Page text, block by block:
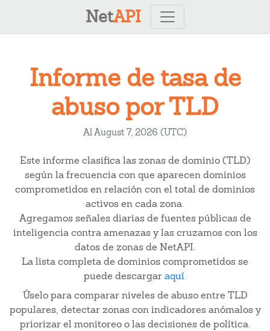
NetAPI
Informe de tasa de
abuso por TLD
Al August 7, 2026 (UTC)
Este informe clasifica las zonas de dominio (TLD)
según la frecuencia con que aparecen dominios
comprometidos en relación con el total de dominios
activos en cada zona.
Agregamos señales diarias de fuentes públicas de
inteligencia contra amenazas y las cruzamos con los
datos de zonas de NetAPI.
La lista completa de dominios comprometidos se
puede descargaraquí.
Úselo para comparar niveles de abuso entre TLD
populares, detectar zonas con indicadores anómalos y
priorizar el monitoreo o las decisiones de política.